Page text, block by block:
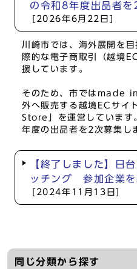
の令和8年度出品者を
[2026年6月22日]
川崎市では、海外展開を
際的な電子商取引（越境
援しています。
そのため、市ではmade
外へ販売する越境ECサ
Store」を運営しています
年度の出品者を2次募集し
【終了しました】日
ッチング 参加企業を
[2024年11月13日]
同じ分類から探す